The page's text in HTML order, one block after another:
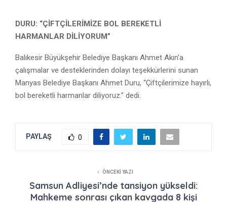
DURU: “ÇİFTÇİLERİMİZE BOL BEREKETLİ
HARMANLAR DİLİYORUM”
Balıkesir Büyükşehir Belediye Başkanı Ahmet Akın’a
çalışmalar ve desteklerinden dolayı teşekkürlerini sunan
Manyas Belediye Başkanı Ahmet Duru, “Çiftçilerimize hayırlı,
bol bereketli harmanlar diliyoruz.” dedi.
PAYLAŞ 0
ÖNCEKI YAZI
Samsun Adliyesi’nde tansiyon yükseldi:
Mahkeme sonrası çıkan kavgada 8 kişi